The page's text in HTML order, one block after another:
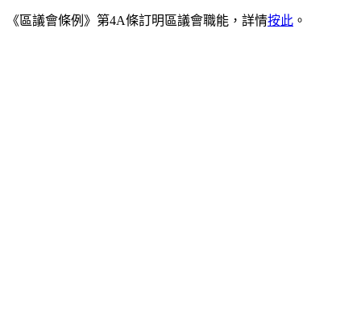
《區議會條例》第4A條訂明區議會職能，詳情按此 。